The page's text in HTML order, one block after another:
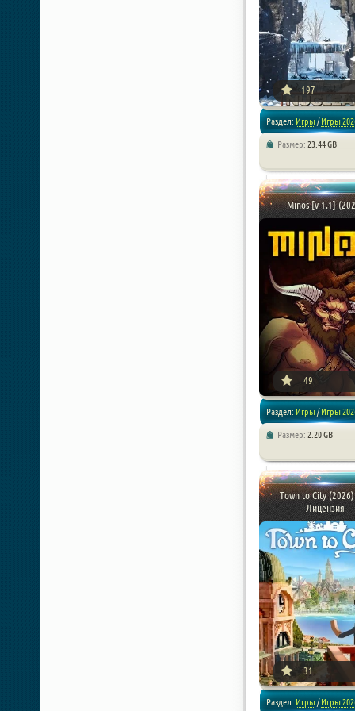
197
Раздел: Игры/Игры
Размер: 23.44 GB
Minos [v 1.1]
49
Раздел: Игры/Игры
Симуляторы/
Размер: 2.20 GB
Town to City (2026)
Лицензия
31
Раздел: Игры/Игры